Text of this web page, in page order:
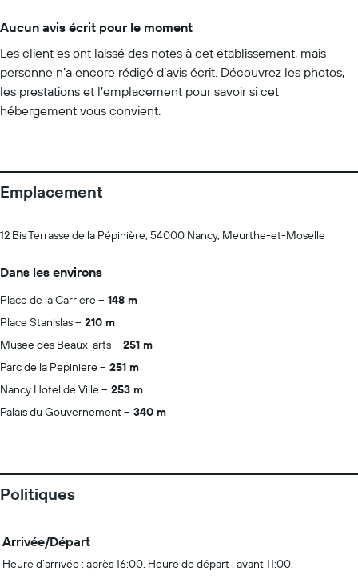
Aucun avis écrit pour le moment
Les client·es ont laissé des notes à cet établissement, mais
personne n’a encore rédigé d’avis écrit. Découvrez les photos,
les prestations et l’emplacement pour savoir si cet
hébergement vous convient.
Emplacement
12 Bis Terrasse de la Pépinière, 54000 Nancy, Meurthe-et-Moselle
Dans les environs
Place de la Carriere
148 m
Place Stanislas
210 m
Musee des Beaux-arts
251 m
Parc de la Pepiniere
251 m
Nancy Hotel de Ville
253 m
Palais du Gouvernement
340 m
Politiques
Arrivée/Départ
Heure d’arrivée : après 16:00. Heure de départ : avant 11:00.